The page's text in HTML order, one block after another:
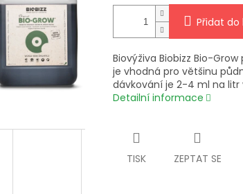
Přidat do
Biovýživa Biobizz Bio-
je vhodná pro většinu
dávkování je 2-4 ml na litr
Detailní informace
TISK ZEPTAT SE